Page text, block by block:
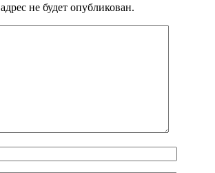
не будет опубликован.